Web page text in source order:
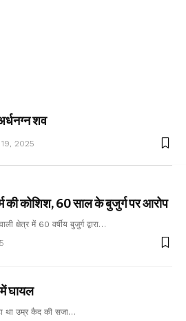
शव
2025
की कोशिश, 60 साल के बुजुर्ग पर आरोप
क्षेत्र में 60 वर्षीय बुजुर्ग द्वारा…
घायल
था उम्र कैद की सजा…